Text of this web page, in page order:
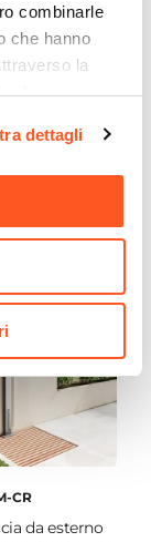
combinarle
che hanno
la
le proprie
a leggere la
dettagli
2 poltrone e
dettagli in
CR
da esterno